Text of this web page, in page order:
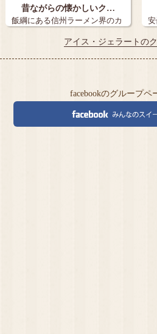
昔ながらの懐かしいク…
飯綱にある信州ラーメン界のカ
アイス・ジェラートの
facebookのグループペ